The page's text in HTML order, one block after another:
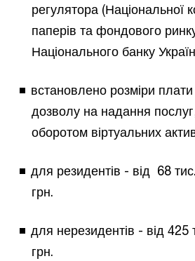
регулятора (Національної
паперів та фондового
Національного банку
встановлено розміри
дозволу на надання
оборотом віртуальних
для резидентів - від 68
грн.
для нерезидентів - від 425
грн.